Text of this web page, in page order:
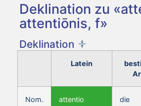
Deklination zu
attentiōnis, f»
Deklination
Latein
Nom.
attentio
die